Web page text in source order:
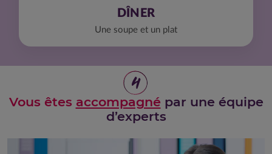
DÎNER
Une soupe et un plat
4
Vous êtes accompagné par une équipe
d’experts